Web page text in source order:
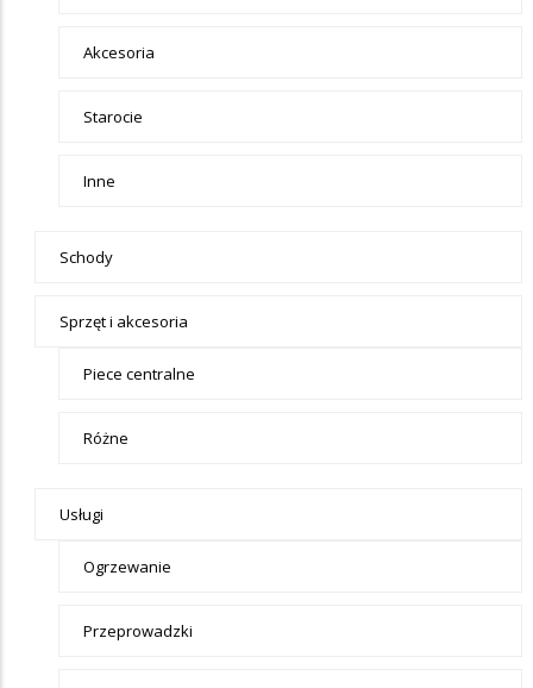
Akcesoria
Starocie
Inne
Schody
Sprzęt i akcesoria
Piece centralne
Różne
Usługi
Ogrzewanie
Przeprowadzki